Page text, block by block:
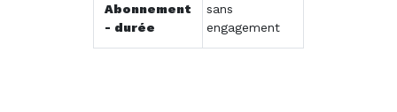
Abonnement
- durée
sans
engagement